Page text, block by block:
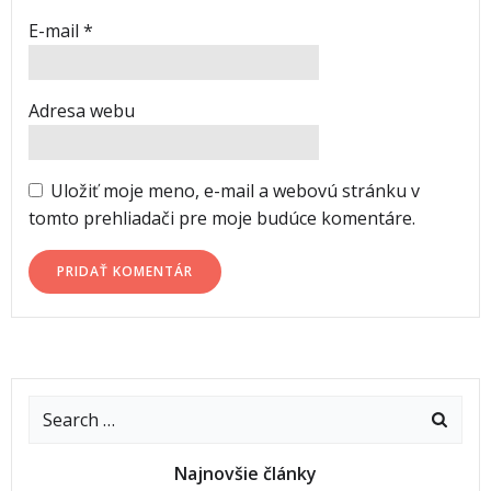
E-mail *
Adresa webu
Uložiť moje meno, e-mail a webovú stránku v
tomto prehliadači pre moje budúce komentáre.
Najnovšie články